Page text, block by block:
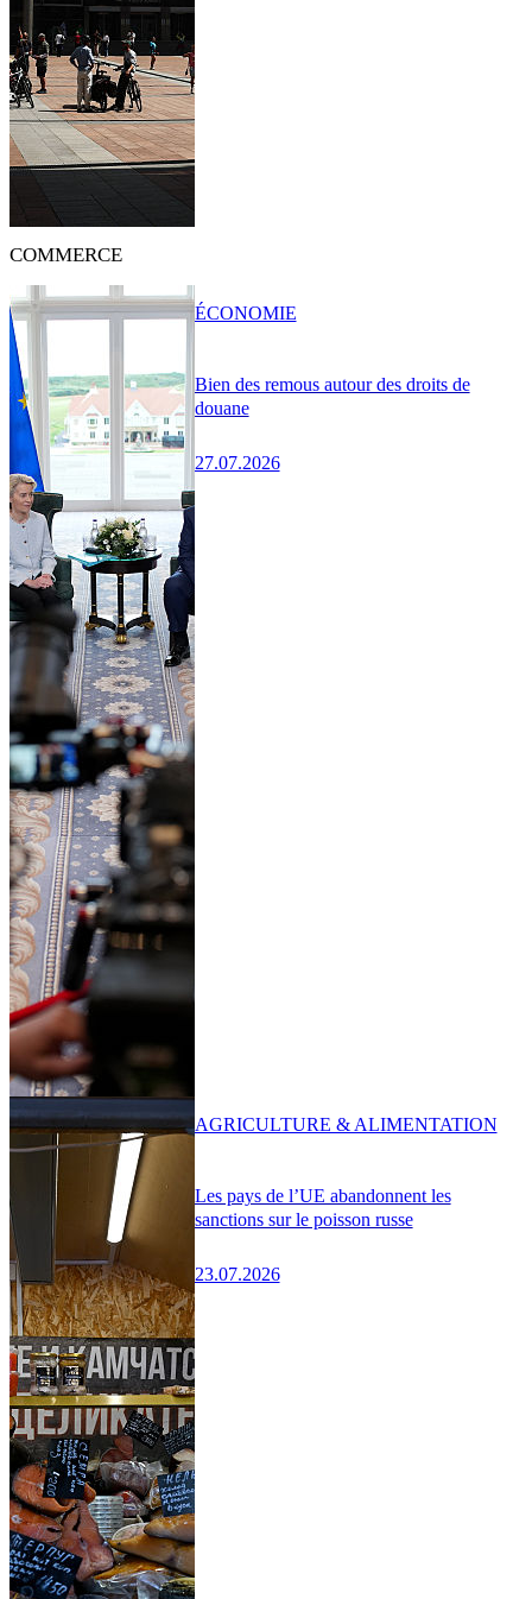
COMMERCE
Bien des remous autour des droits de
douane
27.07.2026
ÉCONOMIE
Les pays de l’UE abandonnent les
sanctions sur le poisson russe
23.07.2026
AGRICULTURE & ALIMENTATION